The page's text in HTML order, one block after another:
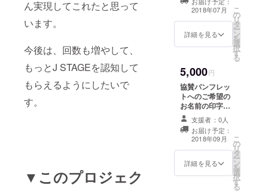
ん実現してこれたと思って
います。
今後は、回数も増やして、
もっとJ STAGEを認知して
もらえるようにしたいで
す。
▼このプロジェク
2018年07月
詳細を見る
こ
の
リ
タ
ー
ン
を
選
択
す
る
5,000円
協賛パンフレッ
トへのご希望の
お名前の印字
（小文字）
支援者：0人
お届け予定：
2018年09月
詳細を見る
こ
の
リ
タ
ー
ン
を
選
択
す
る